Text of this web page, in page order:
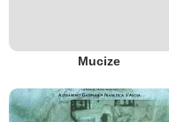
Mucize